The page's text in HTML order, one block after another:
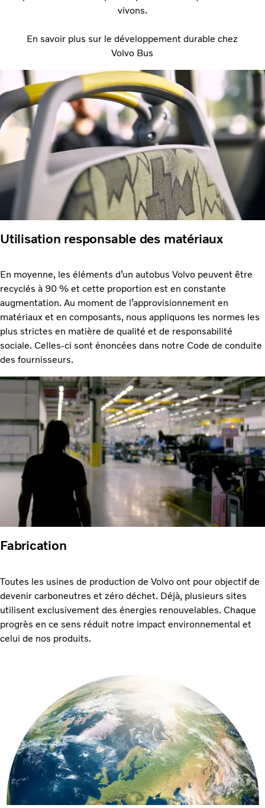
vivons.
En savoir plus sur le développement durable chez
Volvo Bus
Utilisation responsable des matériaux
En moyenne, les éléments d’un autobus Volvo peuvent être
recyclés à 90 % et cette proportion est en constante
augmentation. Au moment de l’approvisionnement en
matériaux et en composants, nous appliquons les normes les
plus strictes en matière de qualité et de responsabilité
sociale. Celles-ci sont énoncées dans notre Code de conduite
des fournisseurs.
Fabrication
Toutes les usines de production de Volvo ont pour objectif de
devenir carboneutres et zéro déchet. Déjà, plusieurs sites
utilisent exclusivement des énergies renouvelables. Chaque
progrès en ce sens réduit notre impact environnemental et
celui de nos produits.